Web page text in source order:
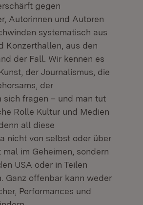
gegen
Autorinnen und Autoren
systematisch aus
Konzerthallen, aus den
der Fall. Wir kennen es
der Journalismus, die
der
sich fragen – und man tut
Rolle Kultur und Medien
all diese
nicht von selbst oder über
im Geheimen, sondern
USA oder in Teilen
Ganz offenbar kann weder
Performances und